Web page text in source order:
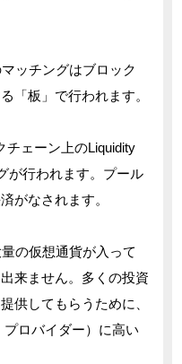
ッチングはブロック
「板」で行われます。
チェーン上のLiquidity
が行われます。プール
がなされます。
の仮想通貨が入って
来ません。多くの投資
供してもらうために、
ロバイダー）に高い